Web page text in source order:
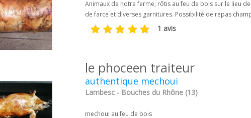
Animaux de notre ferme, rôtis au feu de bois sur le lieu
de farce et diverses garnitures. Possibilité de repas
1 avis
le phoceen traiteur
authentique mechoui
Lambesc - Bouches du Rhône (13)
mechoui au feu de bois